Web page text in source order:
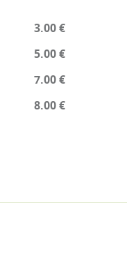
3.00 €
5.00 €
7.00 €
8.00 €